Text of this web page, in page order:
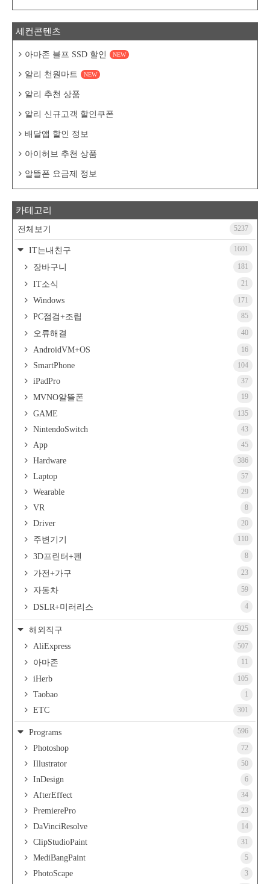
세컨콘텐츠
아마존 블프 SSD 할인 NEW
알리 천원마트 NEW
알리 추천 상품
알리 신규고객 할인쿠폰
배달앱 할인 정보
아이허브 추천 상품
알뜰폰 요금제 정보
카테고리
전체보기 5237
IT는내친구 1601
장바구니 181
IT소식 21
Windows 171
PC점검+조립 85
오류해결 40
AndroidVM+OS 16
SmartPhone 104
iPadPro 37
MVNO알뜰폰 19
GAME 135
NintendoSwitch 43
App 45
Hardware 386
Laptop 57
Wearable 29
VR 8
Driver 20
주변기기 110
3D프린터+펜 8
가전+가구 23
자동차 59
DSLR+미러리스 4
해외직구 925
AliExpress 507
아마존 11
iHerb 105
Taobao 1
ETC 301
Programs 596
Photoshop 72
Illustrator 50
InDesign 6
AfterEffect 34
PremierePro 23
DaVinciResolve 14
ClipStudioPaint 31
MediBangPaint 5
PhotoScape 3